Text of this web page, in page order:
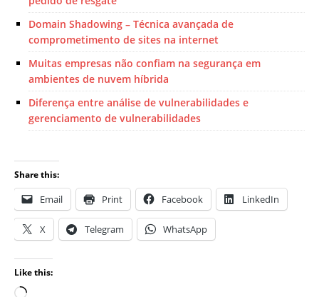
Domain Shadowing – Técnica avançada de
comprometimento de sites na internet
Muitas empresas não confiam na segurança em
ambientes de nuvem híbrida
Diferença entre análise de vulnerabilidades e
gerenciamento de vulnerabilidades
Share this:
Email Print Facebook LinkedIn
X Telegram WhatsApp
Like this: